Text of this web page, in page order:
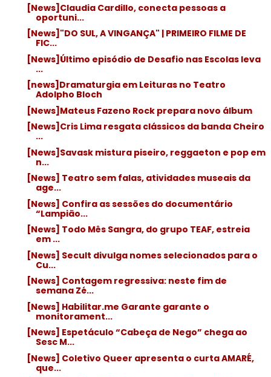
[News]Claudia Cardillo, conecta pessoas a
oportuni...
[News]"DO SUL, A VINGANÇA" | PRIMEIRO FILME DE
FIC...
[News]Último episódio de Desafio nas Escolas leva
...
[news]Dramaturgia em Leituras no Teatro
Adolpho Bloch
[News]Mateus Fazeno Rock prepara novo álbum
[News]Cris Lima resgata clássicos da banda Cheiro
...
[News]Savask mistura piseiro, reggaeton e pop em
n...
[News] Teatro sem falas, atividades museais da
age...
[News] Confira as sessões do documentário
“Lampião...
[News] Todo Mês Sangra, do grupo TEAF, estreia
em ...
[News] Secult divulga nomes selecionados para o
Cu...
[News] Contagem regressiva: neste fim de
semana Zé...
[News] Habilitar.me Garante garante o
monitorament...
[News] Espetáculo “Cabeça de Nego” chega ao
Sesc M...
[News] Coletivo Queer apresenta o curta AMARÉ,
que...